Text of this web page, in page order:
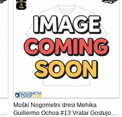
Moški Nogometni dresi Mehika
Guillermo Ochoa #13 Vratar Gostujoči